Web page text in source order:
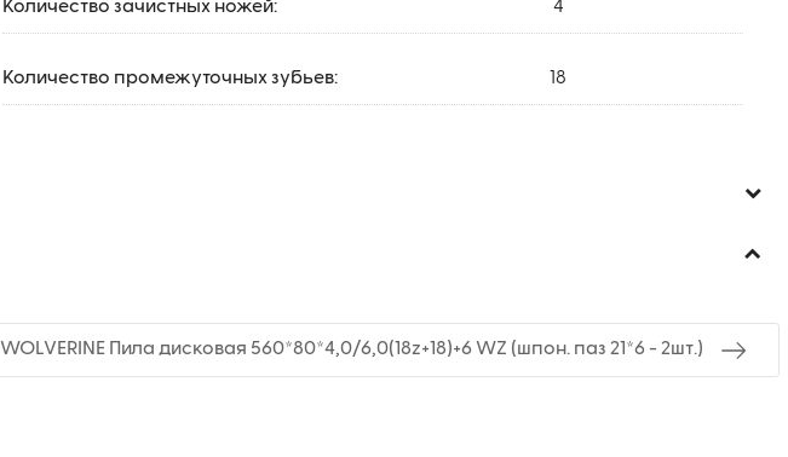
Количество зачистных ножей: 4
Количество промежуточных зубьев: 18
WOLVERINE Пила дисковая 560*80*4,0/6,0(18z+18)+6 WZ (шпон. паз 21*6 - 2шт.)